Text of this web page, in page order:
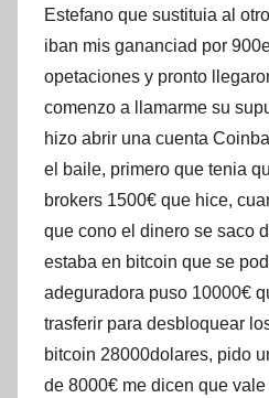
Estefano que sustituia al
iban mis gananciad por
opetaciones y pronto
comenzo a llamarme su
hizo abrir una cuenta
el baile, primero que tenia
brokers 1500€ que hice,
que cono el dinero se saco
estaba en bitcoin que se
adeguradora puso 10000€
trasferir para desbloquear
bitcoin 28000dolares, pido
de 8000€ me dicen que